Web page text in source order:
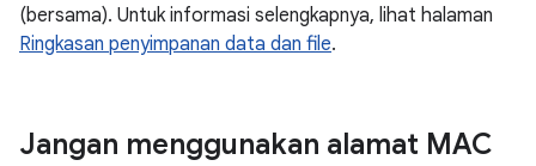
(bersama). Untuk informasi selengkapnya, lihat halaman
Ringkasan penyimpanan data dan file.
Jangan menggunakan alamat MAC